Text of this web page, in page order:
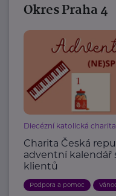
Okres Praha 4
Diecézní katolická
Charita Česká
adventní kalendář
klientů
Podpora a pomoc